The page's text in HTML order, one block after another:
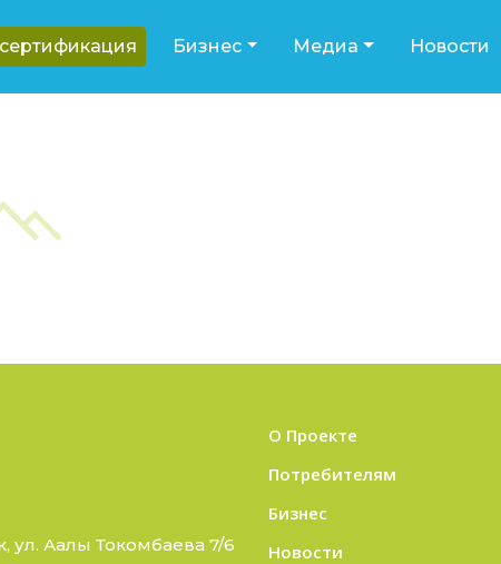
Бизнес Медиа Новости
ул. Аалы Токомбаева 7/6
О Проекте
Потребителям
Бизнес
Новости